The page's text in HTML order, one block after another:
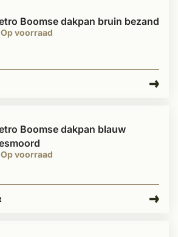
Op voorraad
Boomse dakpan bruin bezand
Op voorraad
Boomse dakpan blauw